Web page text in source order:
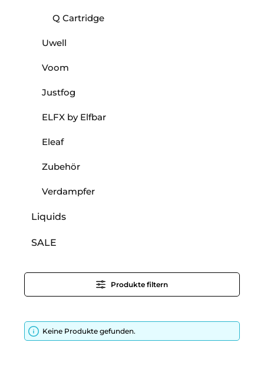
Q Cartridge
Uwell
Voom
Justfog
ELFX by Elfbar
Eleaf
Zubehör
Verdampfer
Liquids
SALE
Produkte filtern
Keine Produkte gefunden.